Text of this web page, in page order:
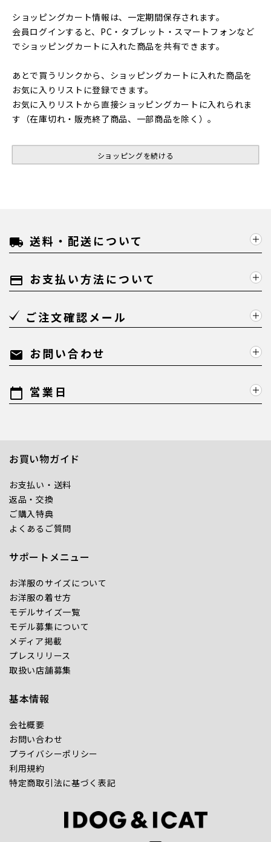
ショッピングカート情報は、一定期間保存されます。
会員ログインすると、PC・タブレット・スマートフォンなど
でショッピングカートに入れた商品を共有できます。
あとで買うリンクから、ショッピングカートに入れた商品を
お気に入りリストに登録できます。
お気に入りリストから直接ショッピングカートに入れられま
す（在庫切れ・販売終了商品、一部商品を除く）。
ショッピングを続ける
local_shipping 送料・配送について
payment お支払い方法について
ご注文確認メール
mail お問い合わせ
calendar_today 営業日
お買い物ガイド
お支払い・送料
返品・交換
ご購入特典
よくあるご質問
サポートメニュー
お洋服のサイズについて
お洋服の着せ方
モデルサイズ一覧
モデル募集について
メディア掲載
プレスリリース
取扱い店舗募集
基本情報
会社概要
お問い合わせ
プライバシーポリシー
利用規約
特定商取引法に基づく表記